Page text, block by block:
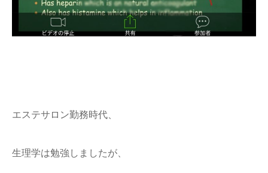
エステサロン勤務時代、
生理学は勉強しましたが、